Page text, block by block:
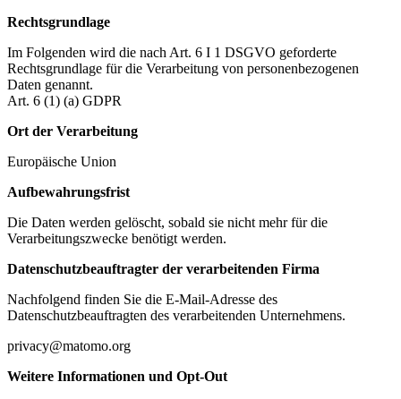
Rechtsgrundlage
Im Folgenden wird die nach Art. 6 I 1 DSGVO geforderte
Rechtsgrundlage für die Verarbeitung von personenbezogenen
Daten genannt.
Art. 6 (1) (a) GDPR
Ort der Verarbeitung
Europäische Union
Aufbewahrungsfrist
Die Daten werden gelöscht, sobald sie nicht mehr für die
Verarbeitungszwecke benötigt werden.
Datenschutzbeauftragter der verarbeitenden Firma
Nachfolgend finden Sie die E-Mail-Adresse des
Datenschutzbeauftragten des verarbeitenden Unternehmens.
privacy@matomo.org
Weitere Informationen und Opt-Out